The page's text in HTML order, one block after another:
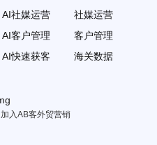
AI社媒运营
AI客户管理
AI快速获客
社媒运营
客户管理
海关数据
加入AB客外贸营销